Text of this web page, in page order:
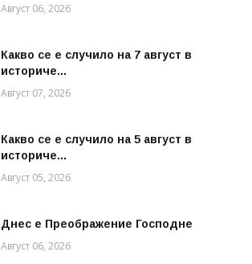
Август 06, 2026
Какво се е случило на 7 август в
историче...
Август 07, 2026
Какво се е случило на 5 август в
историче...
Август 05, 2026
Днес е Преображение Господне
Август 06, 2026